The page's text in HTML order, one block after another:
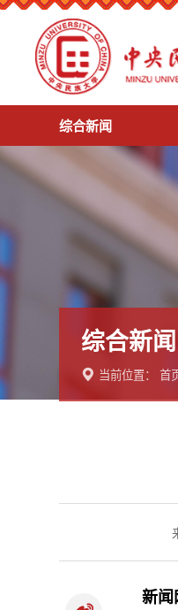
综合新闻
综合新闻
当前位置：首
新